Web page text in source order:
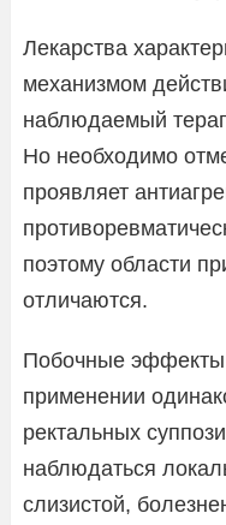
Лекарства
механизмом
наблюдаемый
Но необходимо
проявляет
поэтому области
отличаются.
Побочные
применении
ректальных
наблюдаться
слизистой,